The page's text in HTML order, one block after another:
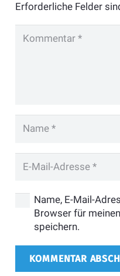
Erforderliche Felder
Name, E-Mail-
Browser für
speichern.
KOMMENTAR